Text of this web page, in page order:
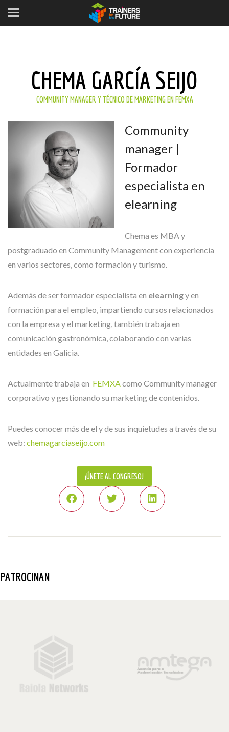
CHEMA GARCÍA SEIJO
COMMUNITY MANAGER Y TÉCNICO DE MARKETING EN FEMXA
Community
manager |
Formador
especialista en
elearning
Chema es MBA y
postgraduado en Community Management con experiencia
en varios sectores, como formación y turismo.
Además de ser formador especialista en elearningy en
formación para el empleo, impartiendo cursos relacionados
con la empresa y el marketing, también trabaja en
comunicación gastronómica, colaborando con varias
entidades en Galicia.
Actualmente trabaja en FEMXAcomo Community manager
corporativo y gestionando su marketing de contenidos.
Puedes conocer más de el y de sus inquietudes a través de su
web: chemagarciaseijo.com
¡ÚNETE AL CONGRESO!
PATROCINAN